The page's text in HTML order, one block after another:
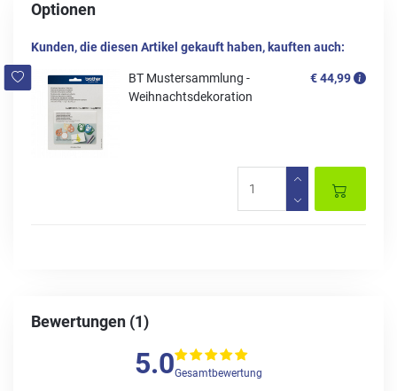
Optionen
Kunden, die diesen Artikel gekauft haben, kauften auch:
BT Mustersammlung -
Weihnachtsdekoration
€ 44,99
Bewertungen (1)
5.0Gesamtbewertung